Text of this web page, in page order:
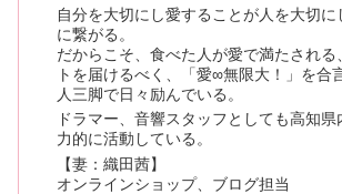
自分を大切にし愛することが人を大切に
に繋がる。
だからこそ、食べた人が愛で満たされる
トを届けるべく、「愛∞無限大！」を合
人三脚で日々励んでいる。
ドラマー、音響スタッフとしても高知
力的に活動している。
【妻：織田茜】
オンラインショップ、ブログ担当